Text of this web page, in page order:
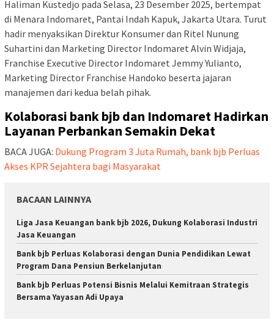
Haliman Kustedjo pada Selasa, 23 Desember 2025, bertempat
di Menara Indomaret, Pantai Indah Kapuk, Jakarta Utara. Turut
hadir menyaksikan Direktur Konsumer dan Ritel Nunung
Suhartini dan Marketing Director Indomaret Alvin Widjaja,
Franchise Executive Director Indomaret Jemmy Yulianto,
Marketing Director Franchise Handoko beserta jajaran
manajemen dari kedua belah pihak.
Kolaborasi bank bjb dan Indomaret Hadirkan
Layanan Perbankan Semakin Dekat
BACA JUGA: Dukung Program 3 Juta Rumah, bank bjb Perluas
Akses KPR Sejahtera bagi Masyarakat
BACAAN LAINNYA
Liga Jasa Keuangan bank bjb 2026, Dukung Kolaborasi Industri
Jasa Keuangan
Bank bjb Perluas Kolaborasi dengan Dunia Pendidikan Lewat
Program Dana Pensiun Berkelanjutan
Bank bjb Perluas Potensi Bisnis Melalui Kemitraan Strategis
Bersama Yayasan Adi Upaya